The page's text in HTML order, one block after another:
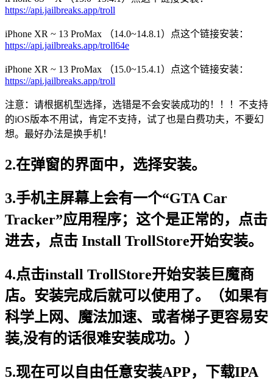
https://api.jailbreaks.app/troll
iPhone XR ~ 13 ProMax （14.0~14.8.1）点这个链接安装：
https://api.jailbreaks.app/troll64e
iPhone XR ~ 13 ProMax （15.0~15.4.1）点这个链接安装：
https://api.jailbreaks.app/troll
注意：请根据机型选择，选错是不会安装成功的！！！不支持
的iOS版本不用试，肯定不支持，试了也是白费功夫，不要幻
想。最好办法是换手机！
2.在弹窗的界面中，选择安装。
3.手机主屏幕上会有一个“GTA Car
Tracker”应用程序；这个是正常的，点击
进去，点击 Install TrollStore开始安装。
4.点击install TrollStore开始安装巨魔商
店。安装完成后就可以使用了。（如果有
科学上网、魔法加速、或者梯子更容易安
装,没有的话很难安装成功。）
5.现在可以自由任意安装APP，下载IPA